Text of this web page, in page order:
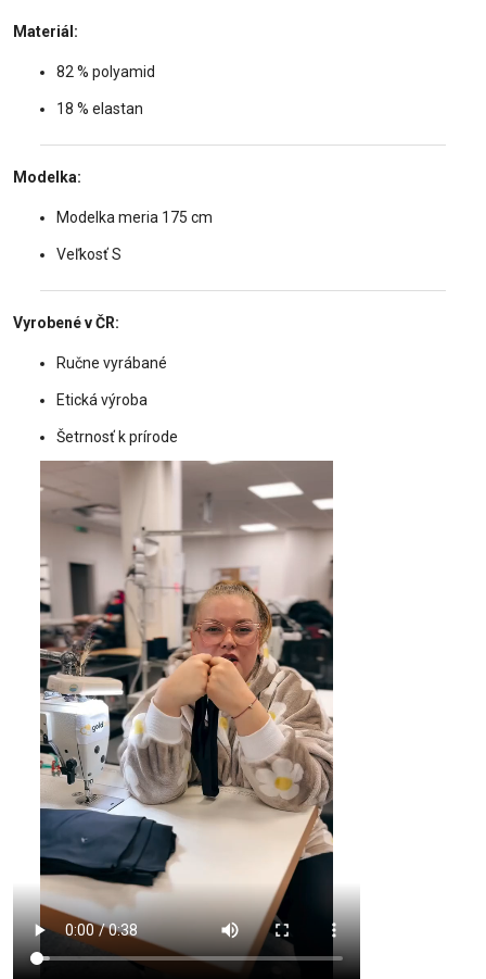
Materiál:
82 % polyamid
18 % elastan
Modelka:
Modelka meria 175 cm
Veľkosť S
Vyrobené v ČR:
Ručne vyrábané
Etická výroba
Šetrnosť k prírode